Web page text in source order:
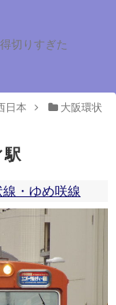
切りすぎた
日本
大阪環状
駅
線・ゆめ咲線